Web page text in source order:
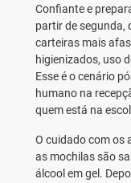
Confiante e
partir de segunda,
carteiras mais
higienizados, uso
Esse é o cenário
humano na
quem está na
O cuidado com os
as mochilas são
álcool em gel.